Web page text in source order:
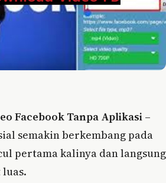
Facebook Tanpa Aplikasi –
semakin berkembang pada
pertama kalinya dan langsung